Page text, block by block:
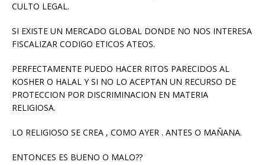
CULTO LEGAL.
SI EXISTE UN MERCADO GLOBAL DONDE NO NOS INTERESA
FISCALIZAR CODIGO ETICOS ATEOS.
PERFECTAMENTE PUEDO HACER RITOS PARECIDOS AL
KOSHER O HALAL Y SI NO LO ACEPTAN UN RECURSO DE
PROTECCION POR DISCRIMINACION EN MATERIA
RELIGIOSA.
LO RELIGIOSO SE CREA , COMO AYER . ANTES O MAÑANA.
ENTONCES ES BUENO O MALO??